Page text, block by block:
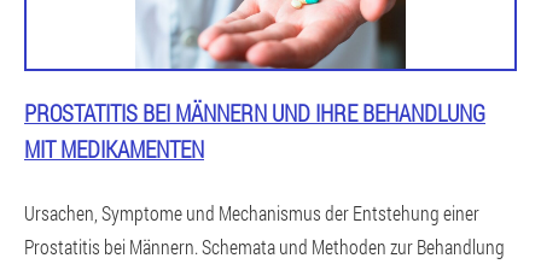
PROSTATITIS BEI MÄNNERN UND IHRE BEHANDLUNG
MIT MEDIKAMENTEN
Ursachen, Symptome und Mechanismus der Entstehung einer
Prostatitis bei Männern. Schemata und Methoden zur Behandlung